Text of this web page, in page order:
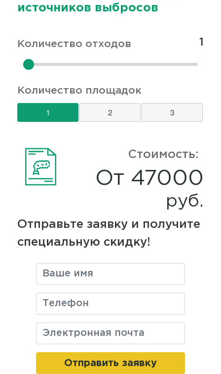
источников выбросов
Количество отходов
Количество площадок
1 2 3
Калькуляция Стоимость:
От 47000
руб.
Контакты
Отправьте заявку и получите
специальную скидку!
contfields
Отправить заявку